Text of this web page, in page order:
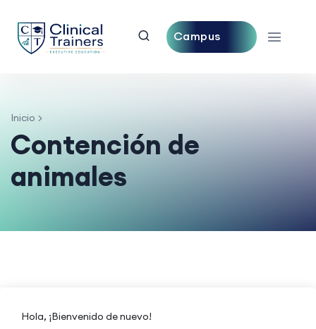
Campus
Inicio
Contención de
animales
Hola, ¡Bienvenido de nuevo!